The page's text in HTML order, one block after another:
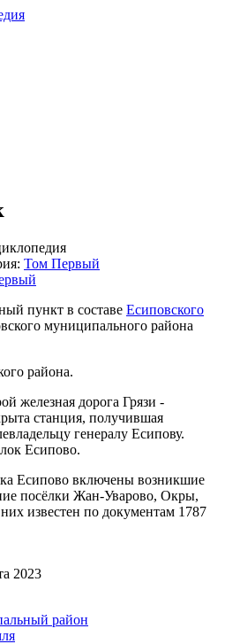
Том Первый
пункт в составе Есиповского
муниципального района
района.
железная дорога Грязи -
станция, получившая
генералу Есипову.
Есипово.
Есипово включены возникшие
посёлки Жан-Уварово, Окры,
известен по документам 1787
2023
район